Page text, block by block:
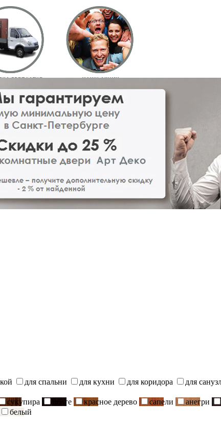
для спальни для кухни для коридора
для
сукупира венге красное дерево сапели анегри
белый